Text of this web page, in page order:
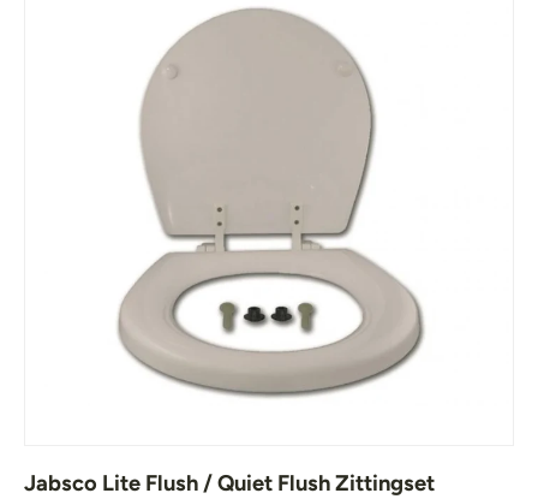
Jabsco Lite Flush / Quiet Flush Zittingset